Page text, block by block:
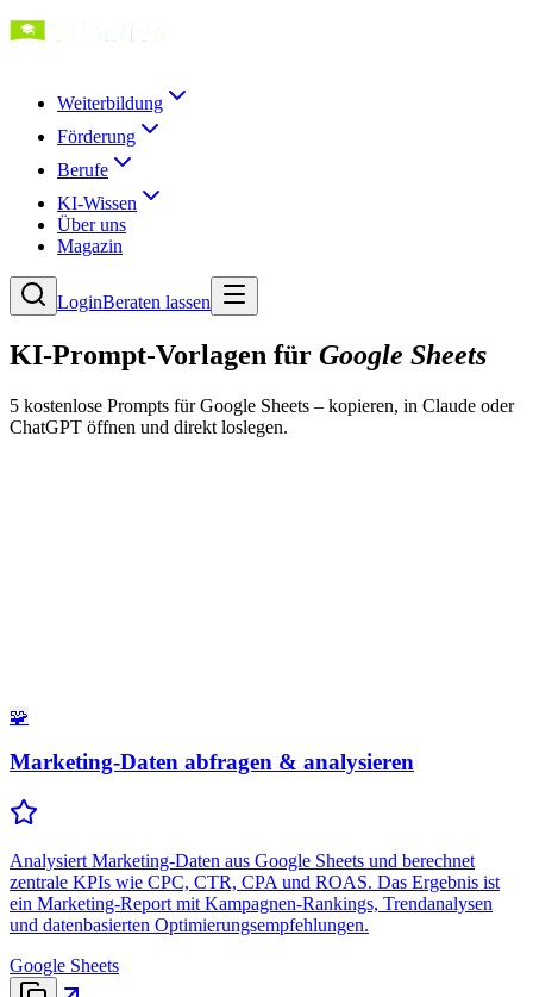
Weiterbildung
Förderung
Berufe
KI-Wissen
Über uns
Magazin
LoginBeraten lassen
KI-Prompt-Vorlagen für Google Sheets
5 kostenlose Prompts fürGoogle Sheets – kopieren, in Claude oder
ChatGPT öffnen und direkt loslegen.
🧩
Marketing-Daten abfragen & analysieren
Analysiert Marketing-Daten aus Google Sheets und berechnet
zentrale KPIs wie CPC, CTR, CPA und ROAS. Das Ergebnis ist
ein Marketing-Report mit Kampagnen-Rankings, Trendanalysen
und datenbasierten Optimierungsempfehlungen.
Google Sheets